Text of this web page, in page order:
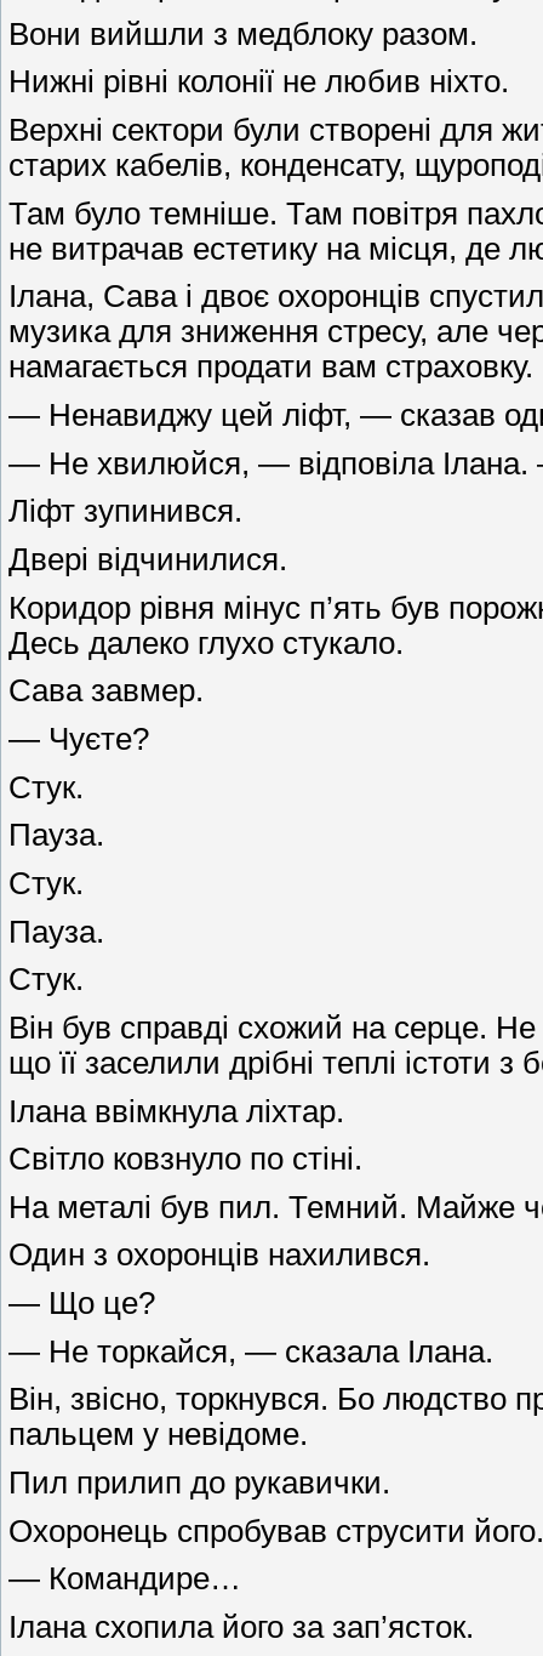
Вони вийшли з медблоку разом.
Нижні рівні колонії не любив ніхто.
Верхні сектори були створені для
старих кабелів, конденсату,
Там було темніше. Там повітря
не витрачав естетику на місця, де
Ілана, Сава і двоє охоронців
музика для зниження стресу, але
намагається продати вам страховку.
— Ненавиджу цей ліфт, — сказав
— Не хвилюйся, — відповіла Ілана.
Ліфт зупинився.
Двері відчинилися.
Коридор рівня мінус п’ять був
Десь далеко глухо стукало.
Сава завмер.
— Чуєте?
Стук.
Пауза.
Стук.
Пауза.
Стук.
Він був справді схожий на серце.
що її заселили дрібні теплі істоти
Ілана ввімкнула ліхтар.
Світло ковзнуло по стіні.
На металі був пил. Темний. Майже
Один з охоронців нахилився.
— Що це?
— Не торкайся, — сказала Ілана.
Він, звісно, торкнувся. Бо людство
пальцем у невідоме.
Пил прилип до рукавички.
Охоронець спробував струсити
— Командире…
Ілана схопила його за зап’ясток.